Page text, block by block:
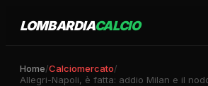
LOMBARDIACALCIO
Home/Calciomercato/
Allegri-Napoli, è fatta: addio Milan e il